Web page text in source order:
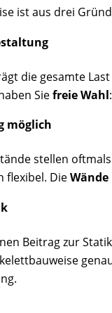
ist aus drei
die gesamte
Siefreie Wahl
möglich
stellen
flexibel. DieWände
Beitrag zur